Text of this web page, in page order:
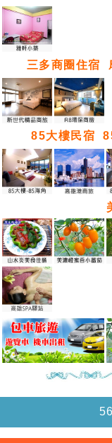
三多商圈住宿
85大樓民宿